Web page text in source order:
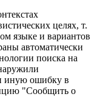
целях, т.
языке и вариантов
автоматически
поиска на
иную ошибку в
"Сообщить о